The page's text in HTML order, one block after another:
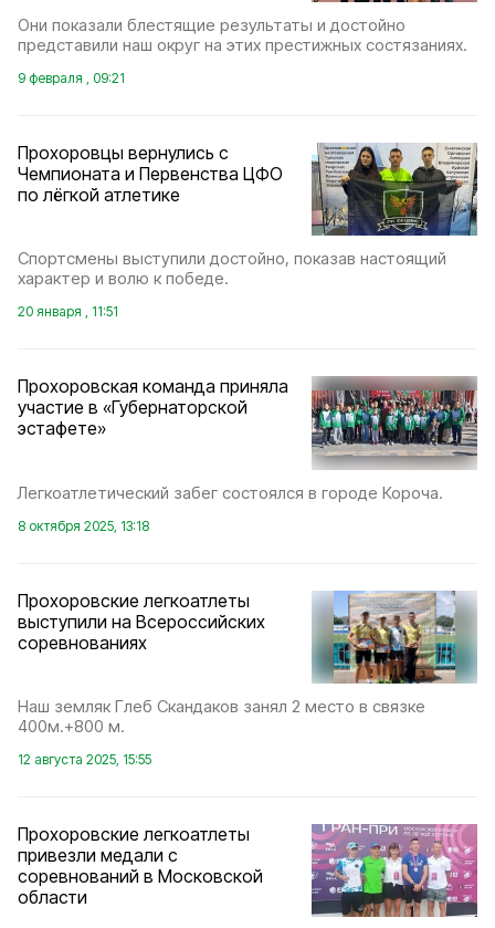
Они показали блестящие результаты и достойно
представили наш округ на этих престижных состязаниях.
9 февраля , 09:21
Прохоровцы вернулись с
Чемпионата и Первенства ЦФО
по лёгкой атлетике
Спортсмены выступили достойно, показав настоящий
характер и волю к победе.
20 января , 11:51
Прохоровская команда приняла
участие в «Губернаторской
эстафете»
Легкоатлетический забег состоялся в городе Короча.
8 октября 2025, 13:18
Прохоровские легкоатлеты
выступили на Всероссийских
соревнованиях
Наш земляк Глеб Скандаков занял 2 место в связке
400м.+800 м.
12 августа 2025, 15:55
Прохоровские легкоатлеты
привезли медали с
соревнований в Московской
области